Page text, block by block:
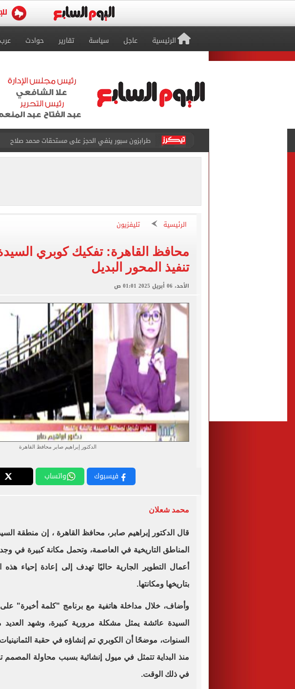
الرئيسية عاجل سياسة تقارير حوادث عرب
طرابزون سبور ينفي الحجز على مستحقات محمد صلاح
منتخب ناشئات كرة اليد يخسر أمام إسبانيا 27 - 26 فى نصف نهائى بطولة العالم
انطلاق مباراة مصر وإسبانيا فى نصف نهائي بطولة
الزمالك يبلغ 4 لاعبين بعدم التواجد مع الفريق الأول بالموسم الجديد
الاتحاد التركي يمنح طرابزون سبور رخصة مشاركة محمد
برشلونة يطرح تذاكر مواجهة الأهلي على كأس خوان
الرئيسية تليفزيون
محافظ القاهرة: تفكيك كوبري
تنفيذ المحور البديل
الأحد، 06 أبريل 2025 01:01 ص
الدكتور إبراهيم صابر محافظ القاهرة
فيسبوك واتساب
محمد شعلان
قال الدكتور إبراهيم صابر، محافظ القاهرة ، إن منطقة
المناطق التاريخية في العاصمة، وتحمل مكانة كبيرة في
أعمال التطوير الجارية حاليًا تهدف إلى إعادة إحياء هذه
بتاريخها ومكانتها.
السيدة عائشة يمثل مشكلة مرورية كبيرة، وشهد
السنوات، موضحًا أن الكوبري تم إنشاؤه في حقبة
منذ البداية تتمثل في ميول إنشائية بسبب محاولة المصمم
في ذلك الوقت.